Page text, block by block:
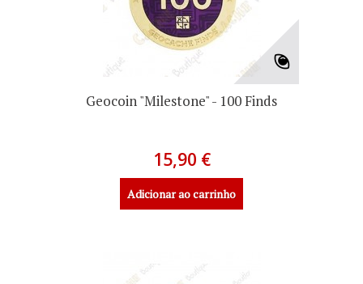
Geocoin "Milestone" - 100 Finds
15,90 €
Adicionar ao carrinho